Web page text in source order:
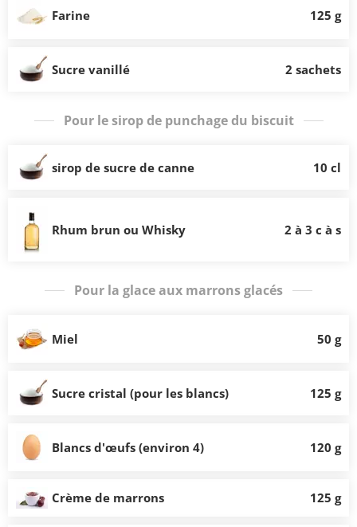
Farine 125 g
Sucre vanillé 2 sachets
Pour le sirop de punchage du biscuit
sirop de sucre de canne 10 cl
Rhum brun ou Whisky 2 à 3 c à s
Pour la glace aux marrons glacés
Miel 50 g
Sucre cristal (pour les blancs) 125 g
Blancs d'œufs (environ 4) 120 g
Crème de marrons 125 g